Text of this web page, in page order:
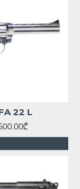
22 L